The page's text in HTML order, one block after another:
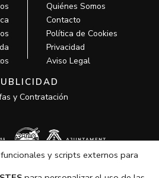
Quiénes Somos
Contacto
Política de Cookies
Privacidad
Aviso Legal
y Contratación
y scripts externos para